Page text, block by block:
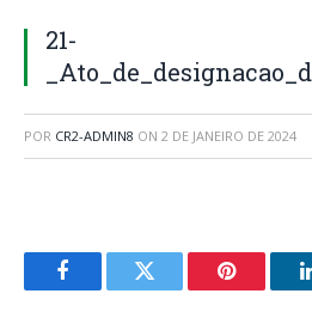
21-
POR CR2-ADMIN8 ON 2 DE JANEIRO DE 2024
FacebookTwitter Pinterest